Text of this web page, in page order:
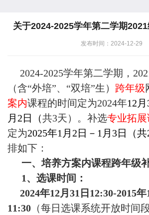
置
人
才
关于2024-2025学年第二学期
发布时间：2024-12-29
2024-2025学年第二学期，202
（含“外培”、“双培”生） 跨年级
案内课程的时间定为2024年12
月2日（共3天）。 补选专业拓展
定为2025年1月2日－1月3日（共
排如下：
一、培养方案内课程跨年级
1、选课时间：
2024年12月 31 日12:30-2015年
11:30 （每日选课系统开放时间